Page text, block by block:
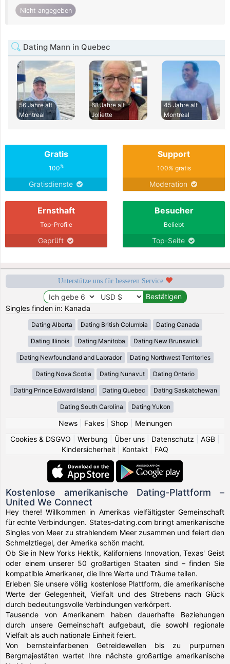
Nicht angegeben
Dating Mann in Quebec
56 Jahre alt
Montreal
68 Jahre alt
Joliette
45 Jahre alt
Montreal
Gratis
100%
Gratisdienste
Support
100% gratis
Moderation
Ernsthaft
Top-Profile
Geprüft
Besucher
Beliebt
Top-Seite
Unterstütze uns für besseren Service
Singles finden in: Kanada
Dating Alberta Dating British Columbia Dating Canada
Dating Illinois Dating Manitoba Dating New Brunswick
Dating Newfoundland and Labrador Dating Northwest Territories
Dating Nova Scotia Dating Nunavut Dating Ontario
Dating Prince Edward Island Dating Quebec Dating Saskatchewan
Dating South Carolina Dating Yukon
News| Fakes| Shop
Meinungen
Cookies & DSGVO
Werbung Über uns Datenschutz AGB
Kindersicherheit
Kontakt FAQ
Kostenlose amerikanische Dating-Plattform –
United We Connect
Hey there! Willkommen in Amerikas vielfältigster Gemeinschaft
für echte Verbindungen. States-dating.com bringt amerikanische
Singles von Meer zu strahlendem Meer zusammen und feiert den
Schmelztiegel, der Amerika schön macht.
Ob Sie in New Yorks Hektik, Kaliforniens Innovation, Texas' Geist
oder einem unserer 50 großartigen Staaten sind – finden Sie
kompatible Amerikaner, die Ihre Werte und Träume teilen.
Erleben Sie unsere völlig kostenlose Plattform, die amerikanische
Werte der Gelegenheit, Vielfalt und des Strebens nach Glück
durch bedeutungsvolle Verbindungen verkörpert.
Tausende von Amerikanern haben dauerhafte Beziehungen
durch unsere Gemeinschaft aufgebaut, die sowohl regionale
Vielfalt als auch nationale Einheit feiert.
Von bernsteinfarbenen Getreidewellen bis zu purpurnen
Bergmajestäten wartet Ihre nächste großartige amerikanische